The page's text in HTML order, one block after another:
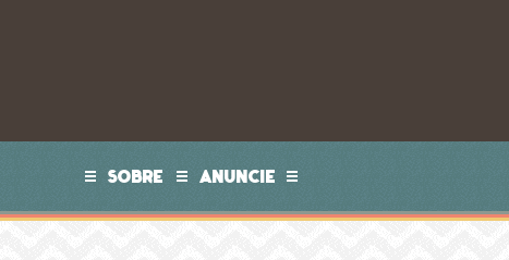
SOBRE ANUNCIE